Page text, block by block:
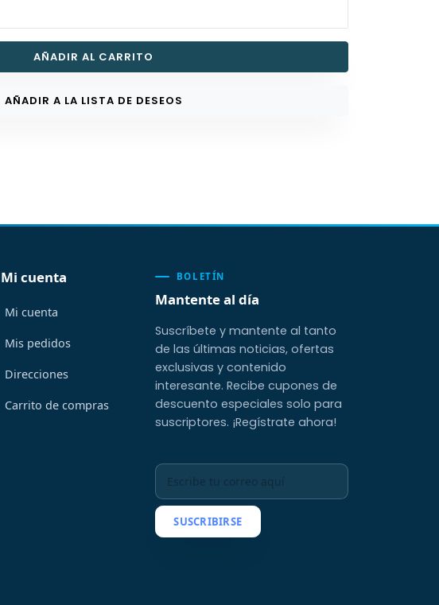
AÑADIR AL CARRITO
AÑADIR A LA LISTA DE DESEOS
Mi cuenta
Mi cuenta
Mis pedidos
Direcciones
Carrito de compras
BOLETÍN
Mantente al día
Suscríbete y mantente al tanto
de las últimas noticias, ofertas
exclusivas y contenido
interesante. Recibe cupones de
descuento especiales solo para
suscriptores. ¡Regístrate ahora!
SUSCRIBIRSE